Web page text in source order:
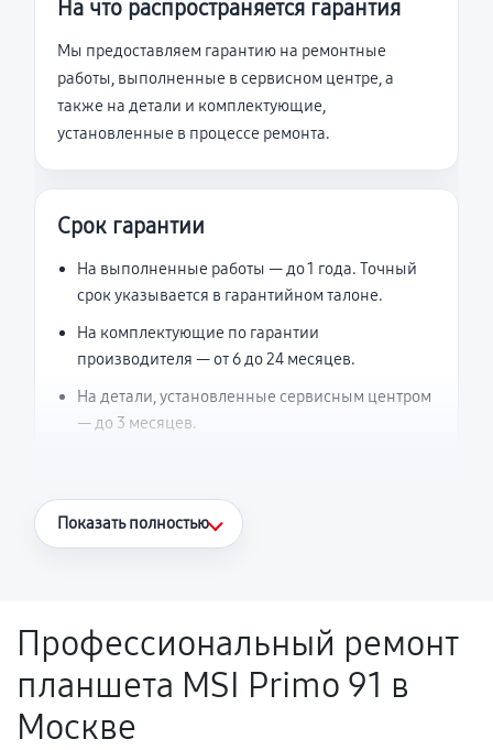
На что распространяется гарантия
Мы предоставляем гарантию на ремонтные
работы, выполненные в сервисном центре, а
также на детали и комплектующие,
установленные в процессе ремонта.
Срок гарантии
На выполненные работы — до 1 года. Точный
срок указывается в гарантийном талоне.
На комплектующие по гарантии
производителя — от 6 до 24 месяцев.
На детали, установленные сервисным центром
— до 3 месяцев.
Что считается гарантийным случаем
Поломка установленной детали при
нормальной эксплуатации в течение
гарантийного срока.
Несоответствие комплектующей заявленным
Показать полностью
Профессиональный ремонт
планшета MSI Primo 91 в
Москве